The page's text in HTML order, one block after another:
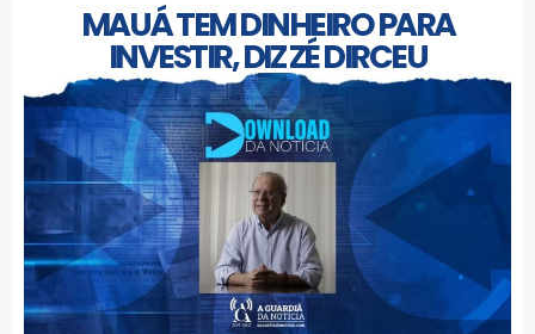
MAUÁ TEM DINHEIRO PARA
INVESTIR, DIZ ZÉ DIRCEU